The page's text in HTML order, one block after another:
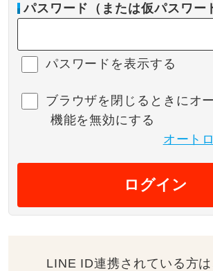
パスワード（または仮パスワー
パスワードを表示する
ブラウザを閉じるときにオ
機能を無効にする
オート
ログイン
LINE ID連携されている方は